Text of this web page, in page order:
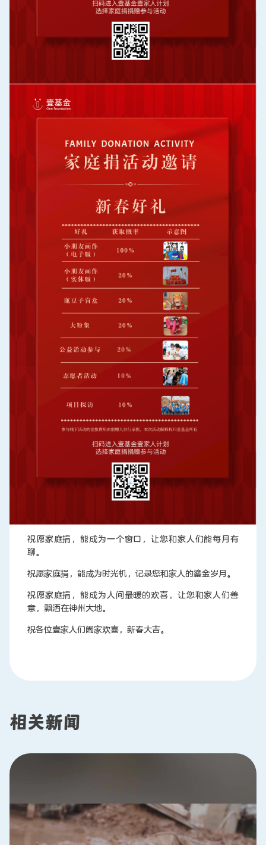
祝愿家庭捐，能成为一个窗口，让您和家人们能每月有
聊。
祝愿家庭捐，能成为时光机，记录您和家人的鎏金岁月。
祝愿家庭捐，能成为人间最暖的欢喜，让您和家人们善
意，飘洒在神州大地。
祝各位壹家人们阖家欢喜，新春大吉。
相关新闻